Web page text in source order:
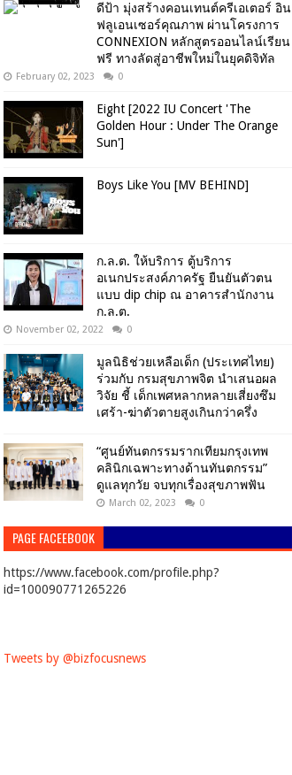
ดีป้า มุ่งสร้างคอนเทนต์ครีเอเตอร์ อิน
ฟลูเอนเซอร์คุณภาพ ผ่านโครงการ
CONNEXION หลักสูตรออนไลน์เรียน
ฟรี ทางลัดสู่อาชีพใหม่ในยุคดิจิทัล
February 02, 2023 0
Eight [2022 IU Concert 'The
Golden Hour : Under The Orange
Sun']
Boys Like You [MV BEHIND]
ก.ล.ต. ให้บริการ ตู้บริการ
อเนกประสงค์ภาครัฐ ยืนยันตัวตน
แบบ dip chip ณ อาคารสำนักงาน
ก.ล.ต.
November 02, 2022 0
มูลนิธิช่วยเหลือเด็ก (ประเทศไทย)
ร่วมกับ กรมสุขภาพจิต นำเสนอผล
วิจัย ชี้ เด็กเพศหลากหลายเสี่ยงซึม
เศร้า-ฆ่าตัวตายสูงเกินกว่าครึ่ง
“ศูนย์ทันตกรรมรากเทียมกรุงเทพ
คลินิกเฉพาะทางด้านทันตกรรม”
ดูแลทุกวัย จบทุกเรื่องสุขภาพฟัน
March 02, 2023 0
PAGE FACEEBOOK
https://www.facebook.com/profile.php?
id=100090771265226
Tweets by @bizfocusnews